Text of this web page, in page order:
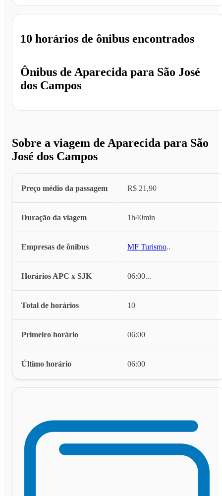
Ônibus de Aparecida para São José
dos Campos
10 horários de ônibus encontrados
Sobre a viagem de Aparecida para São
José dos Campos
Preço médio da passagem R$ 21,90
Duração da viagem 1h40min
Empresas de ônibus MF Turismo...
Horários APC x SJK 06:00...
Total de horários 10
Primeiro horário 06:00
Último horário 06:00